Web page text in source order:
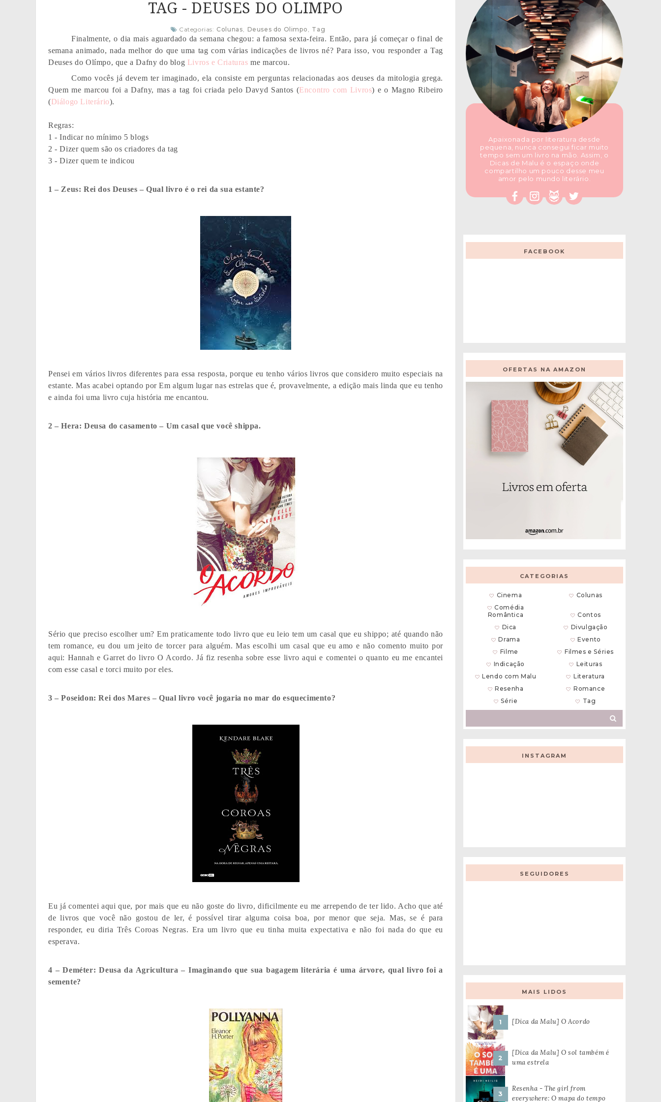
TAG - DEUSES DO OLIMPO
Categorias: Colunas, Deuses do Olimpo , Tag
Finalmente, o dia mais aguardado da semana chegou: a famosa sexta-feira. Então, para já começar o final de
semana animado, nada melhor do que uma tag com várias indicações de livros né? Para isso, vou responder a Tag
Deuses do Olímpo, que a Dafny do blog Livros e Criaturas me marcou.
Como vocês já devem ter imaginado, ela consiste em perguntas relacionadas aos deuses da mitologia grega.
Quem me marcou foi a Dafny, mas a tag foi criada pelo Davyd Santos (Encontro com Livros) e o Magno Ribeiro
(Diálogo Literário).
Regras:
1 - Indicar no mínimo 5 blogs
2 - Dizer quem são os criadores da tag
3 - Dizer quem te indicou
1 – Zeus: Rei dos Deuses – Qual livro é o rei da sua estante?
Pensei em vários livros diferentes para essa resposta, porque eu tenho vários livros que considero muito especiais na
estante. Mas acabei optando por Em algum lugar nas estrelas que é, provavelmente, a edição mais linda que eu tenho
e ainda foi uma livro cuja história me encantou.
2 – Hera: Deusa do casamento – Um casal que você shippa.
Sério que preciso escolher um? Em praticamente todo livro que eu leio tem um casal que eu shippo; até quando não
tem romance, eu dou um jeito de torcer para alguém. Mas escolhi um casal que eu amo e não comento muito por
aqui: Hannah e Garret do livro O Acordo. Já fiz resenha sobre esse livro aqui e comentei o quanto eu me encantei
com esse casal e torci muito por eles.
3 – Poseidon: Rei dos Mares – Qual livro você jogaria no mar do esquecimento?
Eu já comentei aqui que, por mais que eu não goste do livro, dificilmente eu me arrependo de ter lido. Acho que até
de livros que você não gostou de ler, é possível tirar alguma coisa boa, por menor que seja. Mas, se é para
responder, eu diria Três Coroas Negras. Era um livro que eu tinha muita expectativa e não foi nada do que eu
esperava.
4 – Deméter: Deusa da Agricultura – Imaginando que sua bagagem literária é uma árvore, qual livro foi a
semente?
Apaixonada por literatura desde
pequena, nunca consegui ficar muito
tempo sem um livro na mão. Assim, o
Dicas de Malu é o espaço onde
compartilho um pouco desse meu
amor pelo mundo literário.
FACEBOOK
OFERTAS NA AMAZON
CATEGORIAS
Cinema
Colunas
Comédia
Romântica
Contos
Dica
Divulgação
Drama
Evento
Filme
Filmes e Séries
Indicação
Leituras
Lendo com Malu
Literatura
Resenha
Romance
Série
Tag
INSTAGRAM
SEGUIDORES
MAIS LIDOS
[Dica da Malu] O Acordo
[Dica da Malu] O sol também é
uma estrela
Resenha - The girl from
everywhere: O mapa do tempo